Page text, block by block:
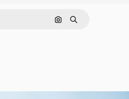
Pesquisar por imagem
Buscar